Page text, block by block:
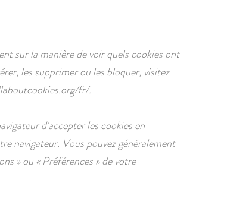
sur la manière de voir quels cookies ont
les supprimer ou les bloquer, visitez
fr/.
d'accepter les cookies en
navigateur. Vous pouvez généralement
»ou«Préférences»de votre